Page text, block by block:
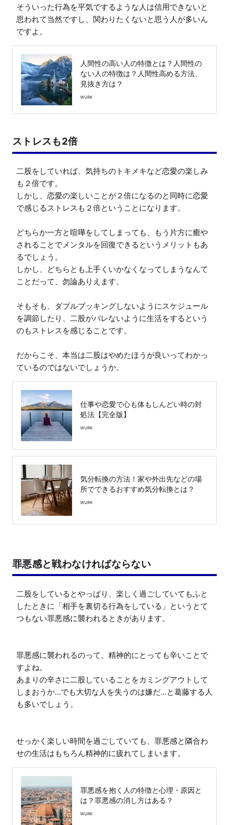
そういった行為を平気でするような人は信用できないと
思われて当然ですし、関わりたくないと思う人が多いん
ですよ。
人間性の高い人の特徴とは？人間性の
ない人の特徴は？人間性高める方法、
見抜き方は？
WURK
ストレスも2倍
二股をしていれば、気持ちのトキメキなど恋愛の楽しみ
も２倍です。
しかし、恋愛の楽しいことが２倍になるのと同時に恋愛
で感じるストレスも２倍ということになります。
どちらか一方と喧嘩をしてしまっても、もう片方に癒や
されることでメンタルを回復できるというメリットもあ
るでしょう。
しかし、どちらとも上手くいかなくなってしまうなんて
ことだって、勿論ありえます。
そもそも、ダブルブッキングしないようにスケジュール
を調節したり、二股がバレないように生活をするという
のもストレスを感じることです。
だからこそ、本当は二股はやめたほうが良いってわかっ
ているのではないでしょうか。
仕事や恋愛で心も体もしんどい時の対
処法【完全版】
WURK
気分転換の方法！家や外出先などの場
所でできるおすすめ気分転換とは？
WURK
罪悪感と戦わなければならない
二股をしているとやっぱり、楽しく過ごしていてもふと
したときに「相手を裏切る行為をしている」というとて
つもない罪悪感に襲われるときがあります。
罪悪感に襲われるのって、精神的にとっても辛いことで
すよね。
あまりの辛さに二股していることをカミングアウトして
しまおうか...でも大切な人を失うのは嫌だ...と葛藤する人
も多いでしょう。
せっかく楽しい時間を過ごしていても、罪悪感と隣合わ
せの生活はもちろん精神的に疲れてしまいます。
罪悪感を抱く人の特徴と心理・原因と
は？罪悪感の消し方はある？
WURK